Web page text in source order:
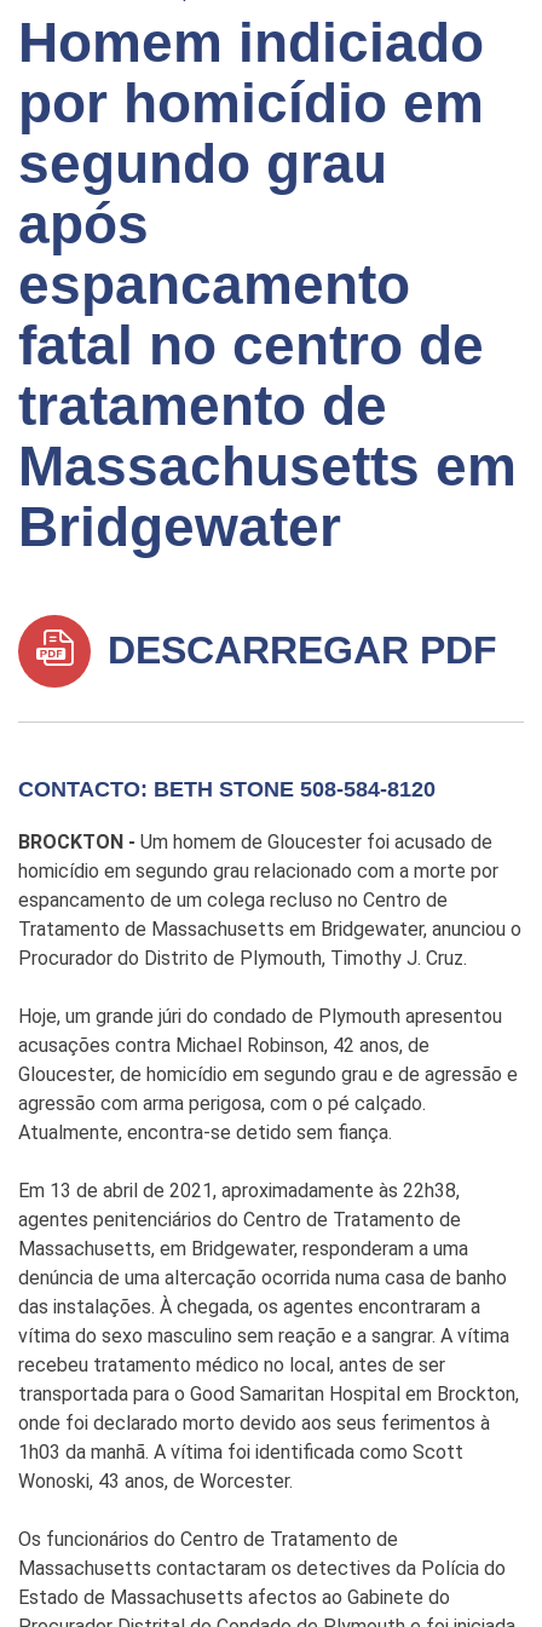
Homem indiciado
por homicídio em
segundo grau
após
espancamento
fatal no centro de
tratamento de
Massachusetts em
Bridgewater
DESCARREGAR PDF
CONTACTO: BETH STONE 508-584-8120
BROCKTON - Um homem de Gloucester foi acusado de
homicídio em segundo grau relacionado com a morte por
espancamento de um colega recluso no Centro de
Tratamento de Massachusetts em Bridgewater, anunciou o
Procurador do Distrito de Plymouth, Timothy J. Cruz.
Hoje, um grande júri do condado de Plymouth apresentou
acusações contra Michael Robinson, 42 anos, de
Gloucester, de homicídio em segundo grau e de agressão e
agressão com arma perigosa, com o pé calçado.
Atualmente, encontra-se detido sem fiança.
Em 13 de abril de 2021, aproximadamente às 22h38,
agentes penitenciários do Centro de Tratamento de
Massachusetts, em Bridgewater, responderam a uma
denúncia de uma altercação ocorrida numa casa de banho
das instalações. À chegada, os agentes encontraram a
vítima do sexo masculino sem reação e a sangrar. A vítima
recebeu tratamento médico no local, antes de ser
transportada para o Good Samaritan Hospital em Brockton,
onde foi declarado morto devido aos seus ferimentos à
1h03 da manhã. A vítima foi identificada como Scott
Wonoski, 43 anos, de Worcester.
Os funcionários do Centro de Tratamento de
Massachusetts contactaram os detectives da Polícia do
Estado de Massachusetts afectos ao Gabinete do